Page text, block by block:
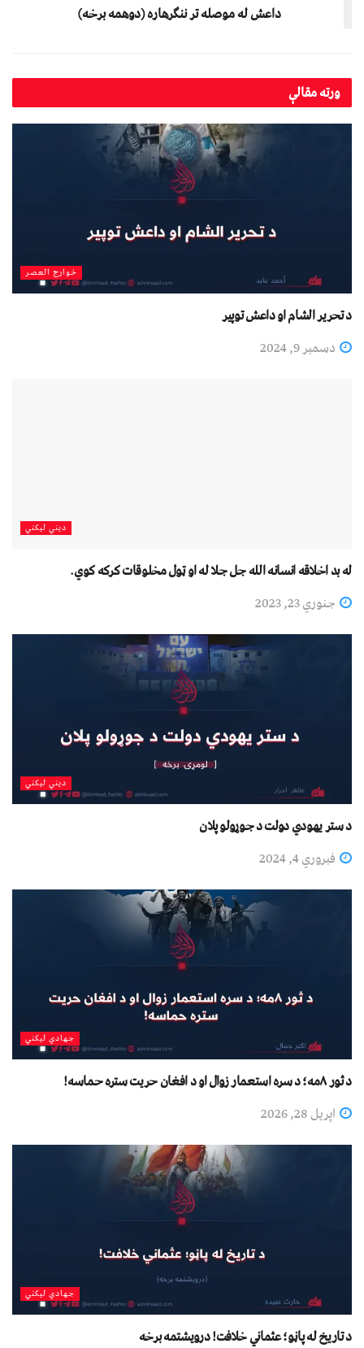
داعش له موصله تر ننګرهاره (دوهمه برخه)
ورتهمقالې
خوارج العصر
د تحرير الشام او داعش توپیر
دسمبر 9, 2024
دیني لیکني
له بد اخلاقه انسانه الله جل جلا له او ټول مخلوقات کرکه کوي.
جنوري 23, 2023
دیني لیکني
د ستر يهودي دولت د جوړولو پلان
فبروري 4, 2024
جهادي لیکني
د ثور ۸مه؛ د سره استعمار زوال او د افغان حریت ستره حماسه!
اپریل 28, 2026
جهادي لیکني
د تاریخ له پاڼو؛ عثماني خلافت! درويشتمه برخه